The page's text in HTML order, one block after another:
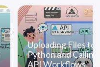
Uploading Files to
Python and
API Workflows